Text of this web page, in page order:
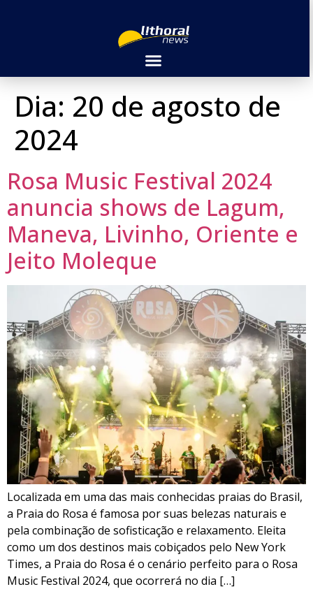
Dia: 20 de agosto de
2024
Rosa Music Festival 2024
anuncia shows de Lagum,
Maneva, Livinho, Oriente e
Jeito Moleque
Localizada em uma das mais conhecidas praias do Brasil,
a Praia do Rosa é famosa por suas belezas naturais e
pela combinação de sofisticação e relaxamento. Eleita
como um dos destinos mais cobiçados pelo New York
Times, a Praia do Rosa é o cenário perfeito para o Rosa
Music Festival 2024, que ocorrerá no dia […]